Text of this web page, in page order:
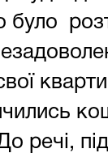
речі,